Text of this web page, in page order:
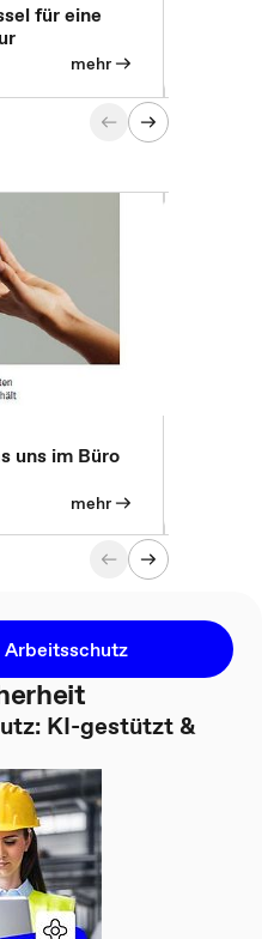
für eine
mehr
uns im Büro
mehr
Arbeitsschutz
KI-gestützt &